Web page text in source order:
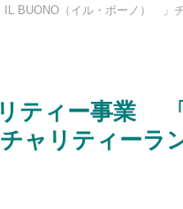
BUONO（イル・ボーノ） 」
リティー事業
ャリティーラ